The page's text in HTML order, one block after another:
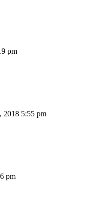
pm
2018 5:55 pm
pm